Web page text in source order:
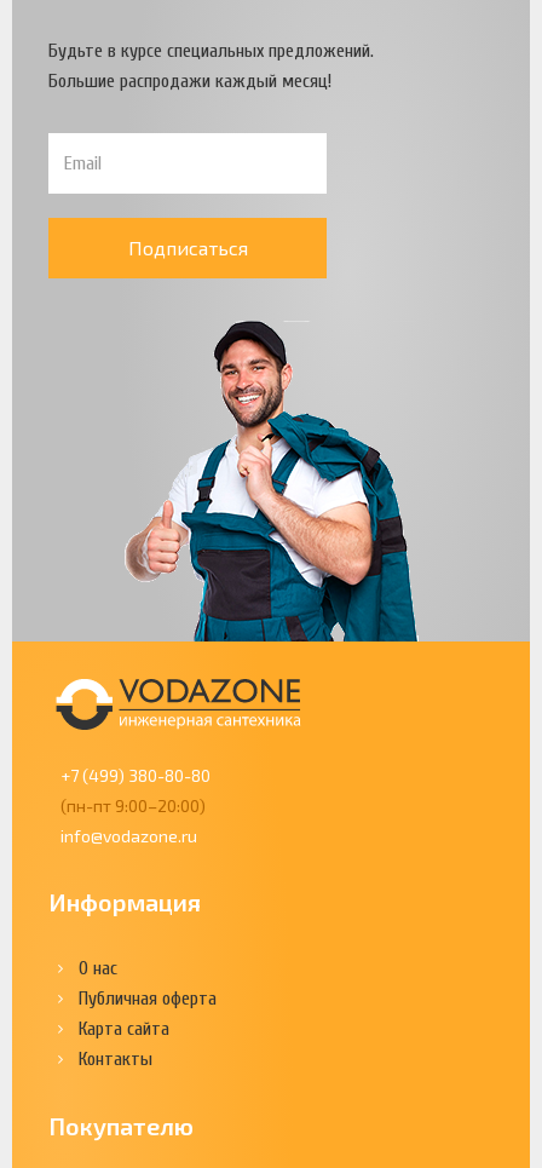
Будьте в курсе специальных предложений.
Большие распродажи каждый месяц!
Подписаться
+7 (499) 380-80-80
(пн-пт 9:00–20:00)
info@vodazone.ru
Информация
О нас
Публичная оферта
Карта сайта
Контакты
Покупателю